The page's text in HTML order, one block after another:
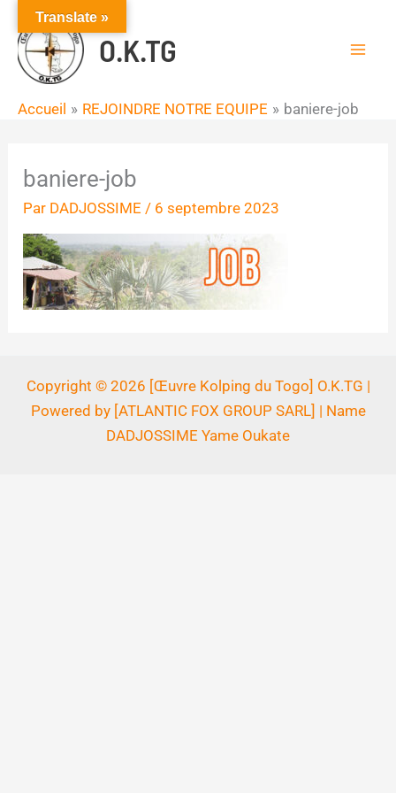
contenu
O.K.TG
Accueil REJOINDRE NOTRE EQUIPE baniere-job
baniere-job
Par DADJOSSIME/ 6 septembre 2023
Copyright © 2026 [Œuvre Kolping du Togo] O.K.TG |
Powered by [ATLANTIC FOX GROUP SARL] | Name
DADJOSSIME Yame Oukate
Translate »